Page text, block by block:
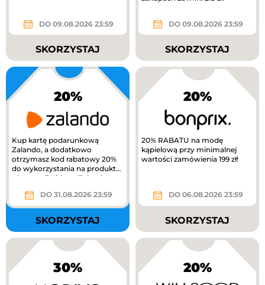
DO 09.08.2026 23:59
SKORZYSTAJ
DO 09.08.2026 23:59
SKORZYSTAJ
20%
Kup kartę podarunkową
Zalando, a dodatkowo
otrzymasz kod rabatowy 20%
do wykorzystania na produkty
z kategorii Kids na Zalando.
DO 31.08.2026 23:59
SKORZYSTAJ
20%
20% RABATU na modę
kąpielową przy minimalnej
wartości zamówienia 199 zł!
DO 06.08.2026 23:59
SKORZYSTAJ
30% 20%